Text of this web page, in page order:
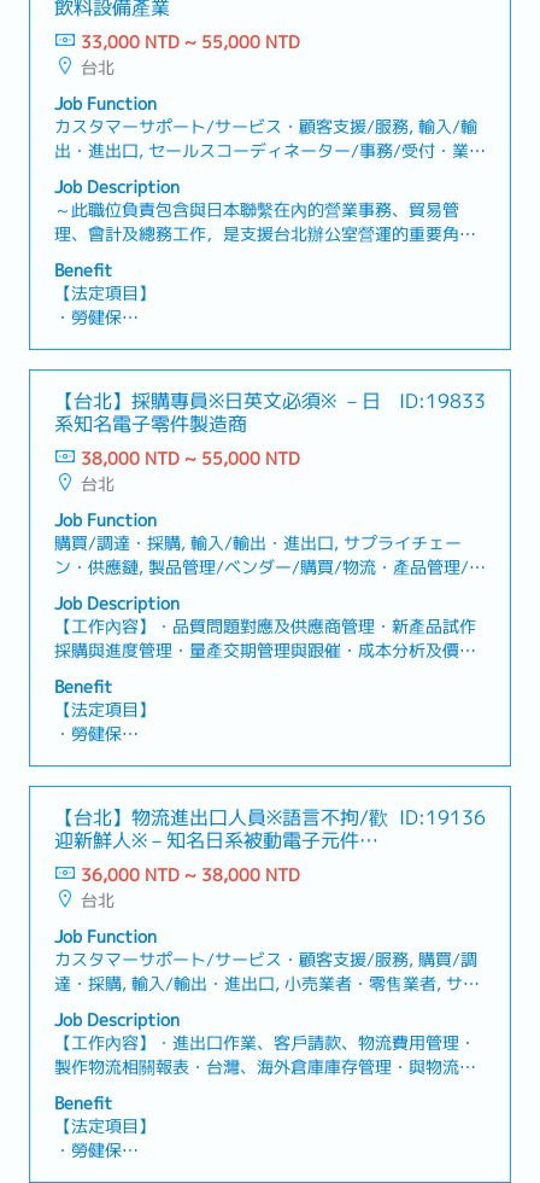
飲料設備產業
33,000 NTD ~ 55,000 NTD
台北
Job Function
カスタマーサポート/サービス・顧客支援/服務, 輸入/輸
出・進出口, セールスコーディネーター/事務/受付・業
務/內勤/窗口
Job Description
～此職位負責包含與日本聯繫在內的營業事務、貿易管
理、會計及總務工作，是支援台北辦公室營運的重要角色
～【工作內容】・對應客戶詢價及製作報價單・輸入出貨
單、訂單、採購單・與日本確認交期・開立發票，管理每
月會計帳・處理文書資料及其他行政庶務・協助出差人員
及訪客相關的飯店、交通安排【魅力】・可活用營業事
務、貿易、會計及總務等多元行政經驗。・工作中有使用
Benefit
【法定項目】
・勞健保
・各種休假（特別休假、婚假、喪假、生理假、產檢假、
陪產假、產假、育嬰假）
・退休金
【公司福利】
獎金（獎金2個月～4個月）
【台北】採購專員※日英文必須※ －日
系知名電子零件製造商
ID:19833
38,000 NTD ~ 55,000 NTD
台北
Job Function
購買/調達・採購, 輸入/輸出・進出口, サプライチェー
ン・供應鏈, 製品管理/ベンダー/購買/物流・產品管理/供
應商/採購/物流
Job Description
【工作內容】・品質問題對應及供應商管理・新產品試作
採購與進度管理・量產交期管理與跟催・成本分析及價格
談判・國內外供應商聯繫與協調・日文、英文郵件及文件
處理・參與日文會議並進行溝通協調
Benefit
【法定項目】
・勞健保
・各種休假（特別休假、婚假、喪假、生理假、產檢假、
陪產假、產假、育嬰假）
・退休金
【企業福利制度】
・1年2次績效獎金
・人事評價
・特定社休日、預支假制度、獎勵休假規定 - 生日假、活
力假各一日
・年度定期健康檢查
・教育訓練(日本一年研修、語言學習補助)、海外派駐制
度
・開工、社慶禮金、忘年會
・端午、中秋、尾牙、婚喪、生育等禮金
・生日禮金、慶生會、下午茶
・不定期聚餐活動
【台北】物流進出口人員※語言不拘/歡
迎新鮮人※－知名日系被動電子元件製
造商
ID:19136
36,000 NTD ~ 38,000 NTD
台北
Job Function
カスタマーサポート/サービス・顧客支援/服務, 購買/調
達・採購, 輸入/輸出・進出口, 小売業者・零售業者, サプ
ライチェーン・供應鏈, 倉庫・倉庫, その他・其他(物流),
未経験・無經驗, セールスコーディネーター/事務/受付・
業務/內勤/窗口, 製品管理/ベンダー/購買/物流・產品管
理/供應商/採購/物流
Job Description
【工作內容】・進出口作業、客戶請款、物流費用管理・
製作物流相關報表・台灣、海外倉庫庫存管理・與物流業
者對應安排出貨事宜【公司魅力】・日本東證上市知名電
子零件製造商，規模大且在台歷史悠久・公司內部福利制
度與人事制度完善、提供教育培訓制度也完善，辦公室寬
敞整潔
Benefit
【法定項目】
・勞健保